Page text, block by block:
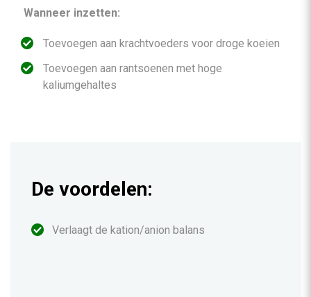
Wanneer inzetten:
Toevoegen aan krachtvoeders voor droge koeien
Toevoegen aan rantsoenen met hoge
kaliumgehaltes
De voordelen:
Verlaagt de kation/anion balans